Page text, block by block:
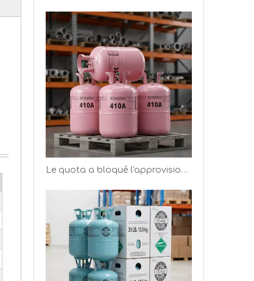
Europe F-Gas Bouteille de gaz réfrigérant rechargeable certifiée CE (R134A, R410A, R404A, R507)
Le quota a bloqué l'approvisionnement, les producteurs de réfrigérants ont de meilleurs bénéfices